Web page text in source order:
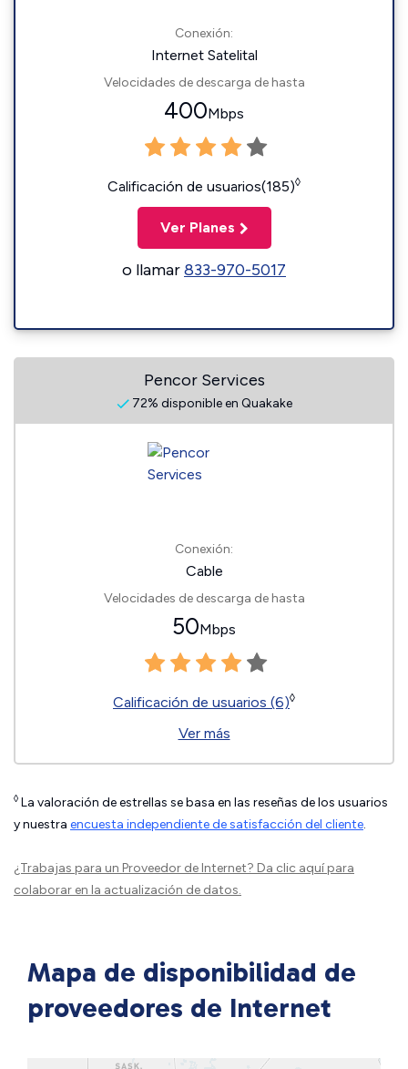
Conexión:
Internet Satelital
Velocidades de descarga de hasta
400Mbps
Calificación de usuarios(185)◊
Ver Planes
o llamar833-970-5017
Pencor Services
72% disponible en Quakake
Conexión:
Cable
Velocidades de descarga de hasta
50Mbps
Calificación de usuarios (6)◊
Ver más
◊ La valoración de estrellas se basa en las reseñas de los usuarios
y nuestra encuesta independiente de satisfacción del cliente.
¿Trabajas para un Proveedor de Internet? Da clic aquípara
colaborar en la actualización de datos.
Mapa de disponibilidad de
proveedores de Internet